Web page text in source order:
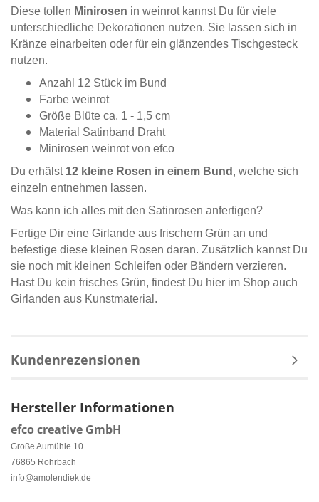
Diese tollen Minirosen in weinrot kannst Du für viele
unterschiedliche Dekorationen nutzen. Sie lassen sich in
Kränze einarbeiten oder für ein glänzendes Tischgesteck
nutzen.
Anzahl 12 Stück im Bund
Farbe weinrot
Größe Blüte ca. 1 - 1,5 cm
Material Satinband Draht
Minirosen weinrot von efco
Du erhälst 12 kleine Rosen in einem Bund , welche sich
einzeln entnehmen lassen.
Was kann ich alles mit den Satinrosen anfertigen?
Fertige Dir eine Girlande aus frischem Grün an und
befestige diese kleinen Rosen daran. Zusätzlich kannst Du
sie noch mit kleinen Schleifen oder Bändern verzieren.
Hast Du kein frisches Grün, findest Du hier im Shop auch
Girlanden aus Kunstmaterial.
Kundenrezensionen
Hersteller Informationen
efco creative GmbH
Große Aumühle 10
76865 Rohrbach
info@amolendiek.de